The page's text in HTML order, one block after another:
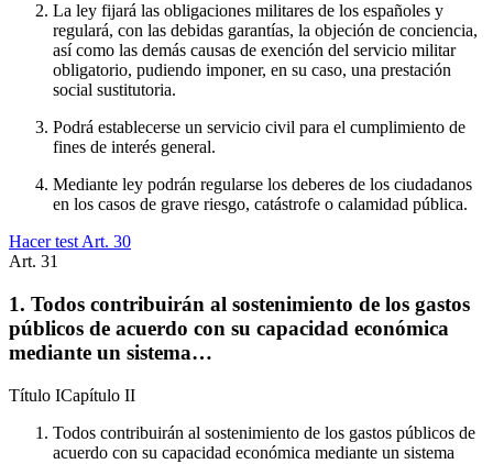
La ley fijará las obligaciones militares de los españoles y
regulará, con las debidas garantías, la objeción de conciencia,
así como las demás causas de exención del servicio militar
obligatorio, pudiendo imponer, en su caso, una prestación
social sustitutoria.
Podrá establecerse un servicio civil para el cumplimiento de
fines de interés general.
Mediante ley podrán regularse los deberes de los ciudadanos
en los casos de grave riesgo, catástrofe o calamidad pública.
Hacer test Art. 30
Art. 31
1. Todos contribuirán al sostenimiento de los gastos
públicos de acuerdo con su capacidad económica
mediante un sistema…
Título ICapítulo II
Todos contribuirán al sostenimiento de los gastos públicos de
acuerdo con su capacidad económica mediante un sistema